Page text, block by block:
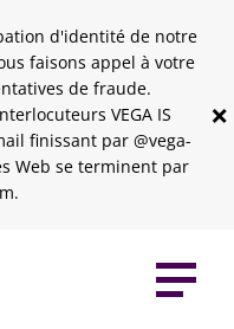
d'identité de notre
faisons appel à votre
de fraude.
VEGA IS
finissant par @vega-
Web se terminent par
×